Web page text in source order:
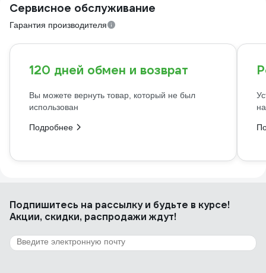
Сервисное обслуживание
Гарантия производителя
120 дней обмен и возврат
Вы можете вернуть товар, который не был
использован
Подробнее
Подпишитесь на рассылкуи будьте в курсе!
Акции, скидки, распродажи ждут!